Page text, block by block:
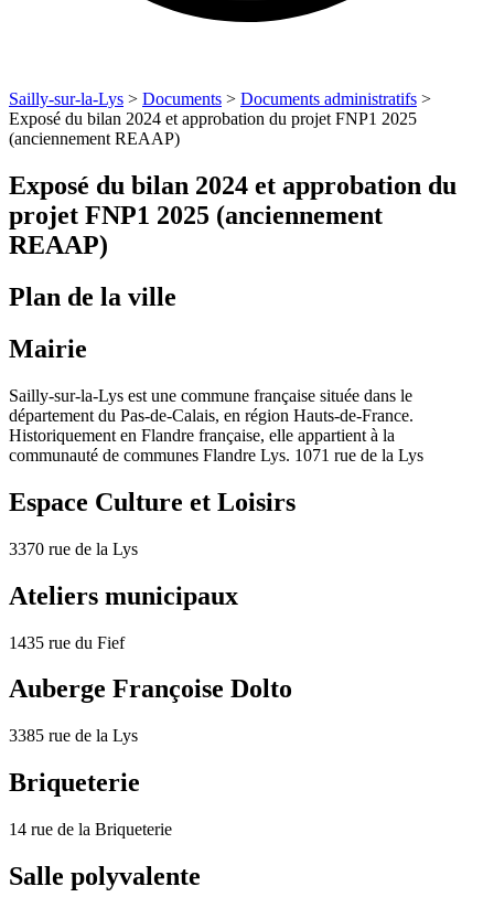
Sailly-sur-la-Lys > Documents > Documents administratifs >
Exposé du bilan 2024 et approbation du projet FNP1 2025
(anciennement REAAP)
Exposé du bilan 2024 et approbation du
projet FNP1 2025 (anciennement
REAAP)
Plan de la ville
Mairie
Sailly-sur-la-Lys est une commune française située dans le
département du Pas-de-Calais, en région Hauts-de-France.
Historiquement en Flandre française, elle appartient à la
communauté de communes Flandre Lys. 1071 rue de la Lys
Espace Culture et Loisirs
3370 rue de la Lys
Ateliers municipaux
1435 rue du Fief
Auberge Françoise Dolto
3385 rue de la Lys
Briqueterie
14 rue de la Briqueterie
Salle polyvalente